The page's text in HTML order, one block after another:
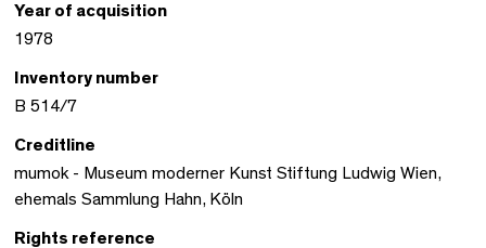
Year of acquisition
1978
Inventory number
B 514/7
Creditline
mumok - Museum moderner Kunst Stiftung Ludwig Wien,
ehemals Sammlung Hahn, Köln
Rights reference